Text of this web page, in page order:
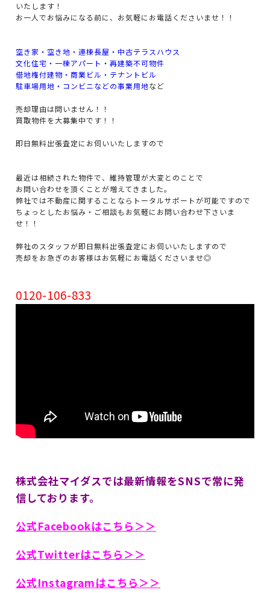
いたします！
お一人でお悩みになる前に、お気軽にお電話くださいませ！！
空き家・空き地・連棟長屋・中古テラスハウス
文化住宅・一棟アパート・再建築不可物件
借地権付建物・商業ビル・テナントビル
駐車場用地・コンビニなどの事業用地など
売却理由は問いません！！
買取物件を大募集中です！！
即日無料出張査定にお伺いいたしますので
最近は相続された物件で、維持管理が大変とのことで
お問い合わせを頂くことが増えてきました。
弊社では不動産に関することならトータルサポートが可能ですので
ちょっとしたお悩み・ご相談もお気軽にお問い合わせ下さいま
せ！！
弊社のスタッフが即日無料出張査定にお伺いいたしますので
売却をお急ぎのお客様はお気軽にお電話くださいませ◎
0120-106-833
株式会社マイダスでは最新情報をSNSで常に発
信しております。
公式Facebookはこちら＞＞
公式Twitterはこちら＞＞
公式Instagramはこちら＞＞